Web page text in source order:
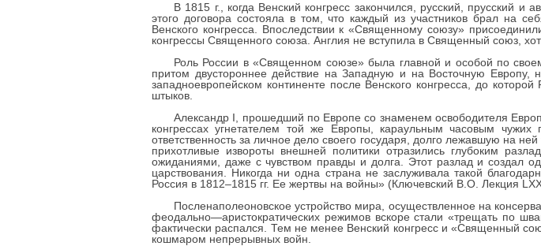
В 1815 г., когда Венский конгресс закончился, русский, прусский и
этого договора состояла в том, что каждый из участников брал на
Венского конгресса. Впоследствии к «Священному союзу»
конгрессы Священного союза. Англия не вступила в Священный союз,
Роль России в «Священном союзе» была главной и особой по
притом двустороннее действие на Западную и на Восточную
западноевропейском континенте после Венского конгресса, до
штыков.
Александр I, прошедший по Европе со знаменем освободителя
конгрессах угнетателем той же Европы, караульным часовым
ответственность за личное дело своего государя, долго лежавшую на
прихотливые извороты внешней политики отразились глубоким
ожиданиями, даже с чувством правды и долга. Этот разлад и создал
царствования. Никогда ни одна страна не заслуживала такой
Россия в 1812–1815 гг. Ее жертвы на войны» (Ключевский В.О. Лекция
Посленаполеоновское устройство мира, осуществленное на
феодально—аристократических режимов вскоре стали «трещать по
фактически распался. Тем не менее Венский конгресс и «Священный
кошмаром непрерывных войн.